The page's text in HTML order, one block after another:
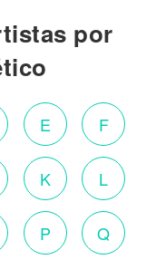
por
E F
K L
P Q